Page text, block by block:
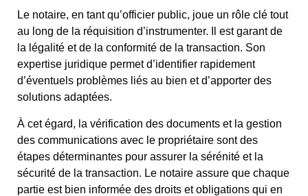
Le notaire, en tant qu’officier public, joue un rôle clé tout
au long de la réquisition d’instrumenter. Il est garant de
la légalité et de la conformité de la transaction. Son
expertise juridique permet d’identifier rapidement
d’éventuels problèmes liés au bien et d’apporter des
solutions adaptées.
À cet égard, la vérification des documents et la gestion
des communications avec le propriétaire sont des
étapes déterminantes pour assurer la sérénité et la
sécurité de la transaction. Le notaire assure que chaque
partie est bien informée des droits et obligations qui en